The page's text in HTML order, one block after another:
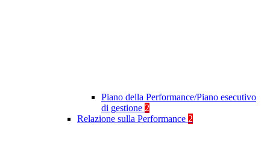
Piano della Performance/Piano esecutivo
di gestione 2
Relazione sulla Performance 2